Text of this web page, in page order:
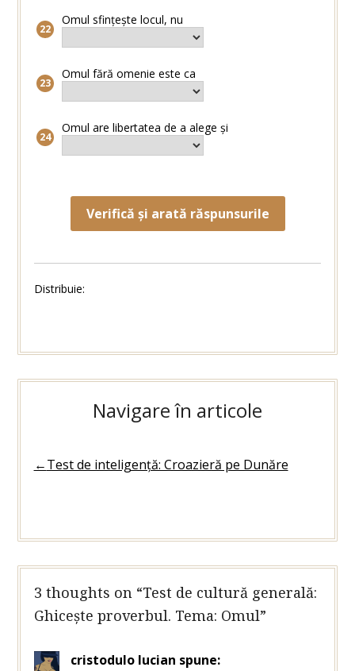
Omul sfințește locul, nu
Omul fără omenie este ca
Omul are libertatea de a alege și
Verifică și arată răspunsurile
Distribuie:
Navigare în articole
←Test de inteligență: Croazieră pe Dunăre
3 thoughts on “Test de cultură generală:
Ghicește proverbul. Tema: Omul”
cristodulo lucian spune: